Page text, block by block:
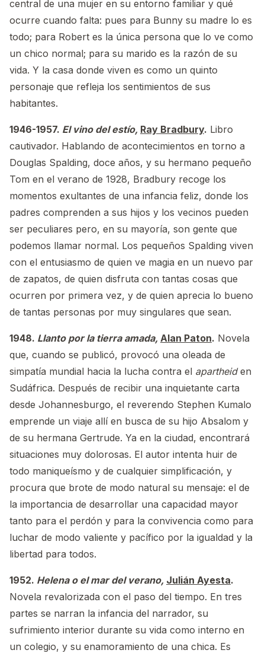
central de una mujer en su entorno familiar y qué
ocurre cuando falta: pues para Bunny su madre lo es
todo; para Robert es la única persona que lo ve como
un chico normal; para su marido es la razón de su
vida. Y la casa donde viven es como un quinto
personaje que refleja los sentimientos de sus
habitantes.
1946-1957. El vino del estío, Ray Bradbury. Libro
cautivador. Hablando de acontecimientos en torno a
Douglas Spalding, doce años, y su hermano pequeño
Tom en el verano de 1928, Bradbury recoge los
momentos exultantes de una infancia feliz, donde los
padres comprenden a sus hijos y los vecinos pueden
ser peculiares pero, en su mayoría, son gente que
podemos llamar normal. Los pequeños Spalding viven
con el entusiasmo de quien ve magia en un nuevo par
de zapatos, de quien disfruta con tantas cosas que
ocurren por primera vez, y de quien aprecia lo bueno
de tantas personas por muy singulares que sean.
1948. Llanto por la tierra amada, Alan Paton. Novela
que, cuando se publicó, provocó una oleada de
simpatía mundial hacia la lucha contra el apartheiden
Sudáfrica. Después de recibir una inquietante carta
desde Johannesburgo, el reverendo Stephen Kumalo
emprende un viaje allí en busca de su hijo Absalom y
de su hermana Gertrude. Ya en la ciudad, encontrará
situaciones muy dolorosas. El autor intenta huir de
todo maniqueísmo y de cualquier simplificación, y
procura que brote de modo natural su mensaje: el de
la importancia de desarrollar una capacidad mayor
tanto para el perdón y para la convivencia como para
luchar de modo valiente y pacífico por la igualdad y la
libertad para todos.
1952. Helena o el mar del verano, Julián Ayesta.
Novela revalorizada con el paso del tiempo. En tres
partes se narran la infancia del narrador, su
sufrimiento interior durante su vida como interno en
un colegio, y su enamoramiento de una chica. Es